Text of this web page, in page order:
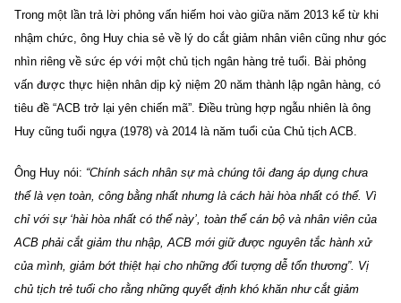
Trong một lần trả lời phỏng vấn hiếm hoi vào giữa năm 2013 kể từ khi
nhậm chức, ông Huy chia sẻ về lý do cắt giảm nhân viên cũng như góc
nhìn riêng về sức ép với một chủ tịch ngân hàng trẻ tuổi. Bài phỏng
vấn được thực hiện nhân dịp kỷ niệm 20 năm thành lập ngân hàng, có
tiêu đề “ACB trở lại yên chiến mã”. Điều trùng hợp ngẫu nhiên là ông
Huy cũng tuổi ngựa (1978) và 2014 là năm tuổi của Chủ tịch ACB.
Ông Huy nói: “Chính sách nhân sự mà chúng tôi đang áp dụng chưa
thể là vẹn toàn, công bằng nhất nhưng là cách hài hòa nhất có thể. Vì
chỉ với sự ‘hài hòa nhất có thể này’, toàn thể cán bộ và nhân viên của
ACB phải cắt giảm thu nhập, ACB mới giữ được nguyên tắc hành xử
của mình, giảm bớt thiệt hại cho những đối tượng dễ tổn thương”. Vị
chủ tịch trẻ tuổi cho rằng những quyết định khó khăn như cắt giảm